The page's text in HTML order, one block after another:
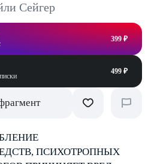
Сейгер
399 ₽
499 ₽
ПСИХОТРОПНЫХ